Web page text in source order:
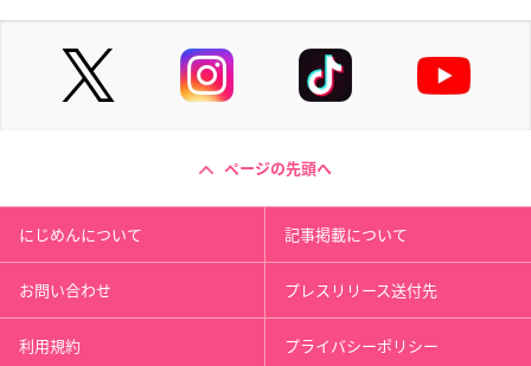
ページの先頭へ
にじめんについて 記事掲載について
お問い合わせ プレスリリース送付先
利用規約 プライバシーポリシー